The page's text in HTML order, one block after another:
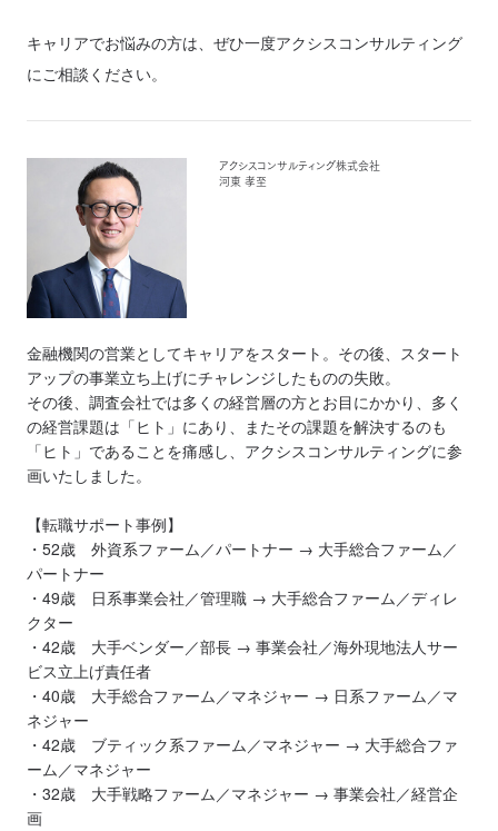
キャリアでお悩みの方は、ぜひ一度アクシスコンサルティング
にご相談ください。
アクシスコンサルティング株式会社
河東 孝至
金融機関の営業としてキャリアをスタート。その後、スタート
アップの事業立ち上げにチャレンジしたものの失敗。
その後、調査会社では多くの経営層の方とお目にかかり、多く
の経営課題は「ヒト」にあり、またその課題を解決するのも
「ヒト」であることを痛感し、アクシスコンサルティングに参
画いたしました。
【転職サポート事例】
・52歳 外資系ファーム／パートナー → 大手総合ファーム／
パートナー
・49歳 日系事業会社／管理職 → 大手総合ファーム／ディレ
クター
・42歳 大手ベンダー／部長 → 事業会社／海外現地法人サー
ビス立上げ責任者
・40歳 大手総合ファーム／マネジャー → 日系ファーム／マ
ネジャー
・42歳 ブティック系ファーム／マネジャー → 大手総合ファ
ーム／マネジャー
・32歳 大手戦略ファーム／マネジャー → 事業会社／経営企
画